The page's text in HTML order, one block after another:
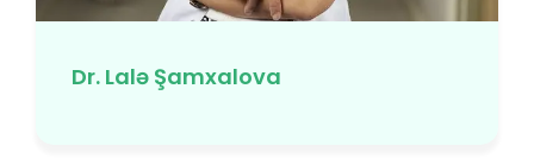
Dr. Lalə Şamxalova